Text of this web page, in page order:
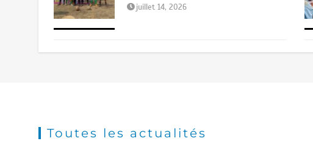
juillet 14, 2026
Toutes les actualités